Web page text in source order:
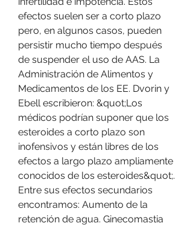
efectos suelen ser a corto plazo
pero, en algunos casos, pueden
persistir mucho tiempo después
de suspender el uso de AAS. La
Administración de Alimentos y
Medicamentos de los EE. Dvorin y
Ebell escribieron: &quot;Los
médicos podrían suponer que los
esteroides a corto plazo son
inofensivos y están libres de los
efectos a largo plazo ampliamente
conocidos de los esteroides&quot;.
Entre sus efectos secundarios
encontramos: Aumento de la
retención de agua. Ginecomastia